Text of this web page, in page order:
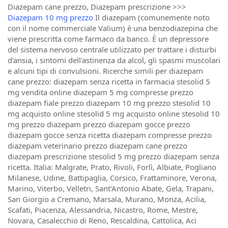
Diazepam cane prezzo, Diazepam prescrizione >>>
Diazepam 10 mg prezzo Il diazepam (comunemente noto
con il nome commerciale Valium) è una benzodiazepina che
viene prescritta come farmaco da banco. È un depressore
del sistema nervoso centrale utilizzato per trattare i disturbi
d'ansia, i sintomi dell'astinenza da alcol, gli spasmi muscolari
e alcuni tipi di convulsioni. Ricerche simili per diazepam
cane prezzo: diazepam senza ricetta in farmacia stesolid 5
mg vendita online diazepam 5 mg compresse prezzo
diazepam fiale prezzo diazepam 10 mg prezzo stesolid 10
mg acquisto online stesolid 5 mg acquisto online stesolid 10
mg prezzo diazepam prezzo diazepam gocce prezzo
diazepam gocce senza ricetta diazepam compresse prezzo
diazepam veterinario prezzo diazepam cane prezzo
diazepam prescrizione stesolid 5 mg prezzo diazepam senza
ricetta. Italia: Malgrate, Prato, Rivoli, Forlì, Albiate, Pogliano
Milanese, Udine, Battipaglia, Corsico, Frattaminore, Verona,
Marino, Viterbo, Velletri, Sant'Antonio Abate, Gela, Trapani,
San Giorgio a Cremano, Marsala, Murano, Monza, Acilia,
Scafati, Piacenza, Alessandria, Nicastro, Rome, Mestre,
Novara, Casalecchio di Reno, Rescaldina, Cattolica, Aci